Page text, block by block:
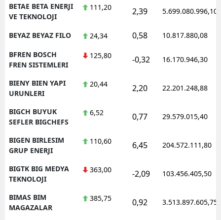
BETAE BETA ENERJI
VE TEKNOLOJI
111,20 2,39 5.699.080.996,10
BEYAZ BEYAZ FILO 24,34 0,58 10.817.880,08
BFREN BOSCH
FREN SISTEMLERI
125,80 -0,32 16.170.946,30
BIENY BIEN YAPI
URUNLERI
20,44 2,20 22.201.248,88
BIGCH BUYUK
SEFLER BIGCHEFS
6,52 0,77 29.579.015,40
BIGEN BIRLESIM
GRUP ENERJI
110,60 6,45 204.572.111,80
BIGTK BIG MEDYA
TEKNOLOJI
363,00 -2,09 103.456.405,50
BIMAS BIM
MAGAZALAR
385,75 0,92 3.513.897.605,75